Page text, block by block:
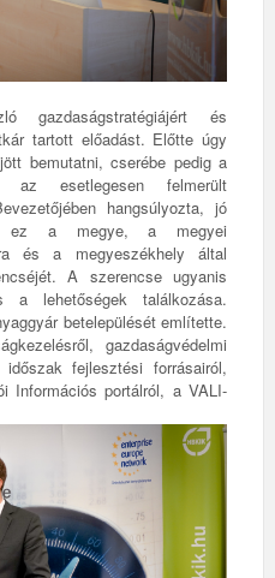
gazdaságstratégiájért és
tartott előadást. Előtte úgy
bemutatni, cserébe pedig a
az esetlegesen felmerült
hangsúlyozta, jó
ez a megye, a megyei
és a megyeszékhely által
A szerencse ugyanis
lehetőségek találkozása.
betelepülését említette.
gazdaságvédelmi
fejlesztési forrásairól,
Információs portálról, a VALI-